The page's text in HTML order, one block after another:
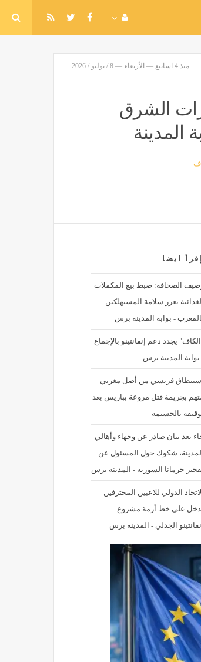
منذ 4 اسابيع — الأربعاء — 8 / يوليو / 2026
الشرق
إقرأ ايضا
الصحافة: ضبط بيع المكملات
يعزز سلامة المستهلكين
- بوابة المدينة برس
يجدد دعم إنفانتينو بالإجماع
المدينة برس
فرنسي من أصل مغربي
بجريمة قتل مروعة بباريس بعد
بالحسيمة
بعد بيان صادر عن وجهاء وأهالي
شكوك حول المسئول عن
جرمانا السورية - المدينة برس
الدولي للاعبين المحترفين
على خط أزمة مشروع
الجدلي - المدينة برس